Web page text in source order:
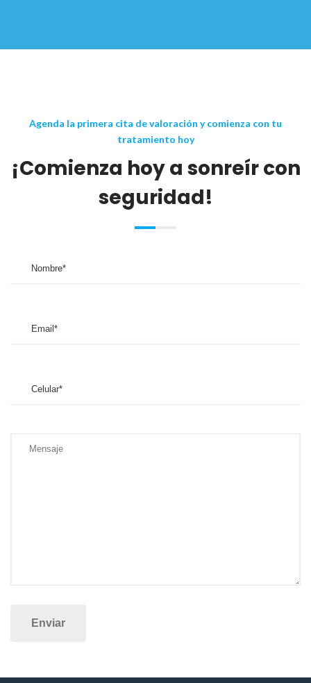
Agenda la primera cita de valoración y comienza con tu
tratamiento hoy
¡Comienza hoy a sonreír con
seguridad!